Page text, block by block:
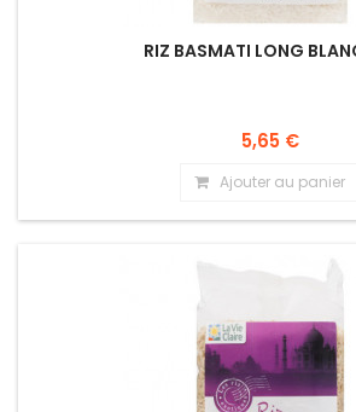
RIZ BASMATI LONG
5,65 €
Ajouter au panier